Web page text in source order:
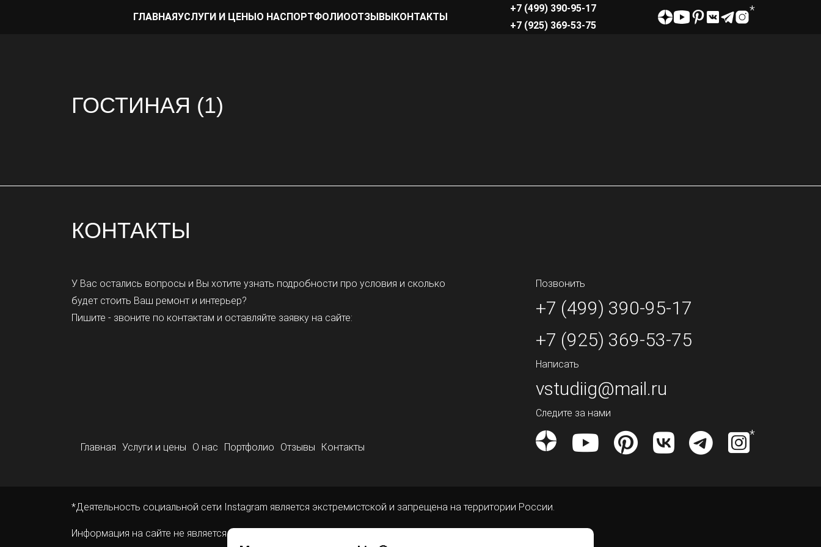
ГЛАВНАЯУСЛУГИ И ЦЕНЫО НАСПОРТФОЛИООТЗЫВЫКОНТАКТЫ
+7 (499) 390-95-17
+7 (925) 369-53-75
ГОСТИНАЯ (1)
КОНТАКТЫ
У Вас остались вопросы и Вы хотите узнать подробности про условия и сколько
будет стоить Ваш ремонт и интерьер?
Пишите - звоните по контактам и оставляйте заявку на сайте:
Главная Услуги и цены О нас Портфолио Отзывы Контакты
Позвонить
+7 (499) 390-95-17
+7 (925) 369-53-75
Написать
vstudiig@mail.ru
Следите за нами
*Деятельность социальной сети Instagram является экстремистской и запрещена на территории России.
Информация на сайте не является публичной офертой